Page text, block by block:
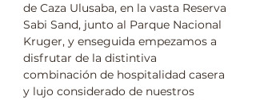
de Caza Ulusaba, en la vasta Reserva
Sabi Sand, junto al Parque Nacional
Kruger, y enseguida empezamos a
disfrutar de la distintiva
combinación de hospitalidad casera
y lujo considerado de nuestros